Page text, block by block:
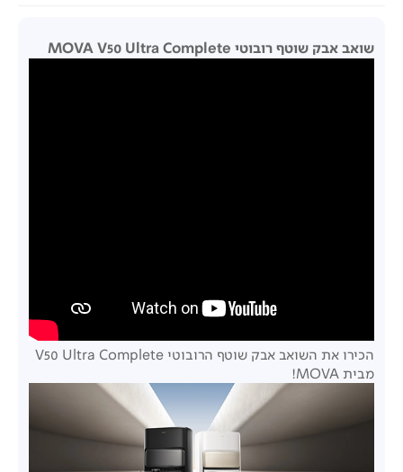
שואב אבק שוטף רובוטי MOVA V50 Ultra Complete
הכירו את השואב אבק שוטף הרובוטי V50 Ultra Complete
מבית MOVA!